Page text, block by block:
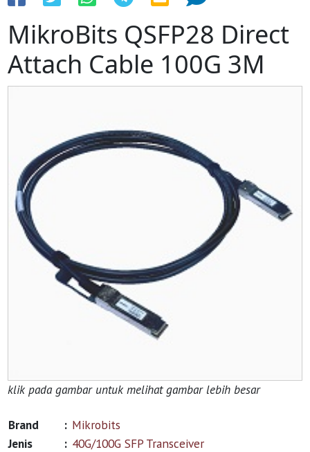
MikroBits QSFP28 Direct
Attach Cable 100G 3M
klik pada gambar untuk melihat gambar lebih besar
Brand : Mikrobits
Jenis
: 40G/100G SFP Transceiver